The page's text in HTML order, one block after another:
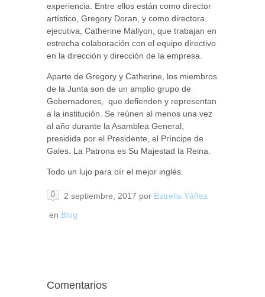
experiencia. Entre ellos están como director
artístico, Gregory Doran, y como directora
ejecutiva, Catherine Mallyon, que trabajan en
estrecha colaboración con el equipo directivo
en la dirección y dirección de la empresa.
Aparte de Gregory y Catherine, los miembros
de la Junta son de un amplio grupo de
Gobernadores, que defienden y representan
a la institución. Se reúnen al menos una vez
al año durante la Asamblea General,
presidida por el Presidente, el Príncipe de
Gales. La Patrona es Su Majestad la Reina.
Todo un lujo para oír el mejor inglés.
0 2 septiembre, 2017 por Estrella Yáñez
en Blog
Comentarios